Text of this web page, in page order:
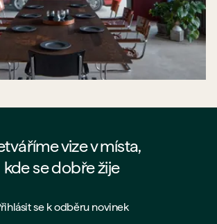
vize v místa,
kde se dobře žije
se k odběru novinek